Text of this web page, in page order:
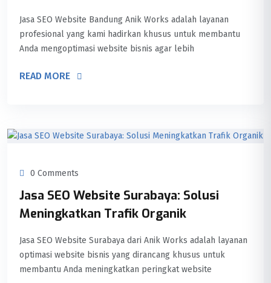
Jasa SEO Website Bandung Anik Works adalah layanan
profesional yang kami hadirkan khusus untuk membantu
Anda mengoptimasi website bisnis agar lebih
READ MORE
0 Comments
Jasa SEO Website Surabaya: Solusi
Meningkatkan Trafik Organik
Jasa SEO Website Surabaya dari Anik Works adalah layanan
optimasi website bisnis yang dirancang khusus untuk
membantu Anda meningkatkan peringkat website